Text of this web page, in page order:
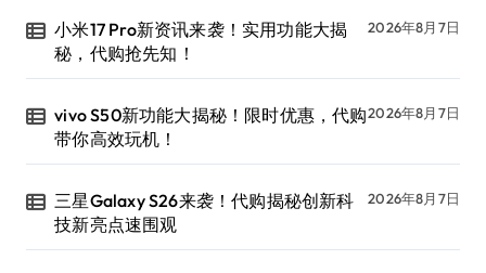
小米17 Pro新资讯来袭！实用功能大揭
秘，代购抢先知！
2026年8月7日
vivo S50新功能大揭秘！限时优惠，代购
带你高效玩机！
2026年8月7日
三星Galaxy S26来袭！代购揭秘创新科
技新亮点速围观
2026年8月7日